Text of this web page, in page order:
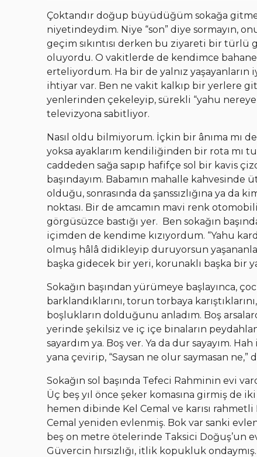
Çoktandır doğup büyüdüğüm sokağa
niyetindeydim. Niye “son” diye sormayın,
geçim sıkıntısı derken bu ziyareti bir
oluyordu. O vakitlerde de kendimce
erteliyordum. Ha bir de yalnız
ihtiyar var. Ben ne vakit kalkıp bir yerlere
yenlerinden çekeleyip, sürekli “yahu
televizyona sabitliyor.
Nasıl oldu bilmiyorum. İçkin bir ânıma mı
yoksa ayaklarım kendiliğinden bir rota mı
caddeden sağa sapıp hafifçe sol bir kavis
başındayım. Babamın mahalle
olduğu, sonrasında da şanssızlığına ya da
noktası. Bir de amcamın mavi renk
görgüsüzce bastığı yer. Ben sokağın
içimden de kendime kızıyordum. “Yahu
olmuş hâlâ didikleyip duruyorsun
başka gidecek bir yeri, korunaklı başka bir
Sokağın başından yürümeye başlayınca,
barklandıklarını, torun torbaya
boşlukların dolduğunu anladım. Boş
yerinde şekilsiz ve iç içe binaların
sayardım ya. Boş ver. Ya da dur sayayım.
yana çevirip, “Saysan ne olur saymasan ne,”
Sokağın sol başında Tefeci Rahminin evi
Üç beş yıl önce şeker komasına girmiş de
hemen dibinde Kel Cemal ve karısı
Cemal yeniden evlenmiş. Bok var sanki
beş on metre ötelerinde Taksici Doğuş’un
Güvercin hırsızlığı, itlik kopukluk